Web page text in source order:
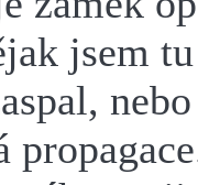
jsem tu